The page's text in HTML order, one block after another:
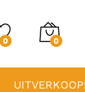
0 0